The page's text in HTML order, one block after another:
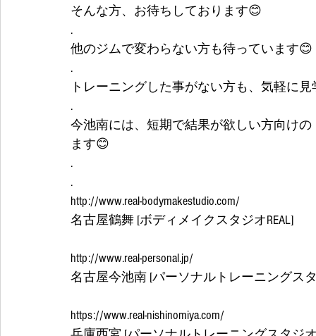
そんな方、お待ちしております😊
.
他のジムで変わらない方も待っています😊
.
トレーニングした事がない方も、気軽に
.
今池南には、短期で結果が欲しい方向けの
ます😊
.
.
http://www.real-bodymakestudio.com/
名古屋鶴舞 [ボディメイクスタジオREAL]
http://www.real-personal.jp/
名古屋今池南 [パーソナルトレーニングスタ
https://www.real-nishinomiya.com/